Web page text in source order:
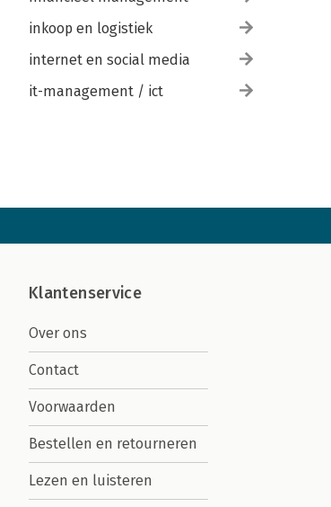
inkoop en logistiek
internet en social media
it-management / ict
Klantenservice
Over ons
Contact
Voorwaarden
Bestellen en retourneren
Lezen en luisteren